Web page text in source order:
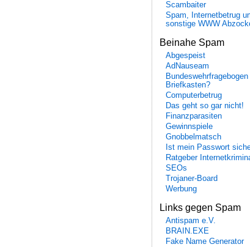
Scambaiter
Spam, Internetbetrug
sonstige WWW
Beinahe Spam
Abgespeist
AdNauseam
Bundeswehrfragebogen
Briefkasten?
Computerbetrug
Das geht so gar nicht!
Finanzparasiten
Gewinnspiele
Gnobbelmatsch
Ist mein Passwort
Ratgeber
SEOs
Trojaner-Board
Werbung
Links gegen Spam
Antispam e.V.
BRAIN.EXE
Fake Name Generator